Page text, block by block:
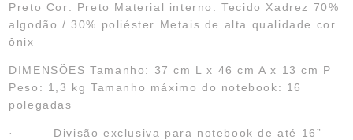
Preto Cor: Preto Material interno: Tecido Xadrez 70%
algodão / 30% poliéster Metais de alta qualidade cor
ônix
DIMENSÕES Tamanho: 37 cm L x 46 cm A x 13 cm P
Peso: 1,3 kg Tamanho máximo do notebook: 16
polegadas
· Divisão exclusiva para notebook de até 16”